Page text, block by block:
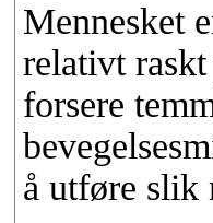
Mennesket
relativt
forsere
å utføre slik